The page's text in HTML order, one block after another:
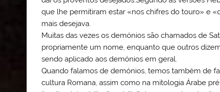
que lhe permitiram estar «nos chifres do touro» e
mais desejava.
Muitas das vezes os demónios são chamados de
propriamente um nome, enquanto que outros
sendo aplicado aos demónios em geral.
Quando falamos de demónios, temos também de
cultura Romana, assim como na mitologia Árabe